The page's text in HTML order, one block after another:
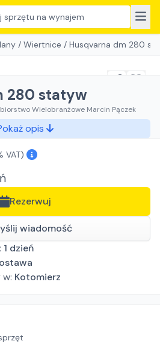
sprzętu na wynajem
/ Wiertnice / Husqvarna dm 280
280 statyw
Wielobranżowe Marcin Pączek
opis
VAT)
Rezerwuj
wiadomość
1 dzień
Kotomierz